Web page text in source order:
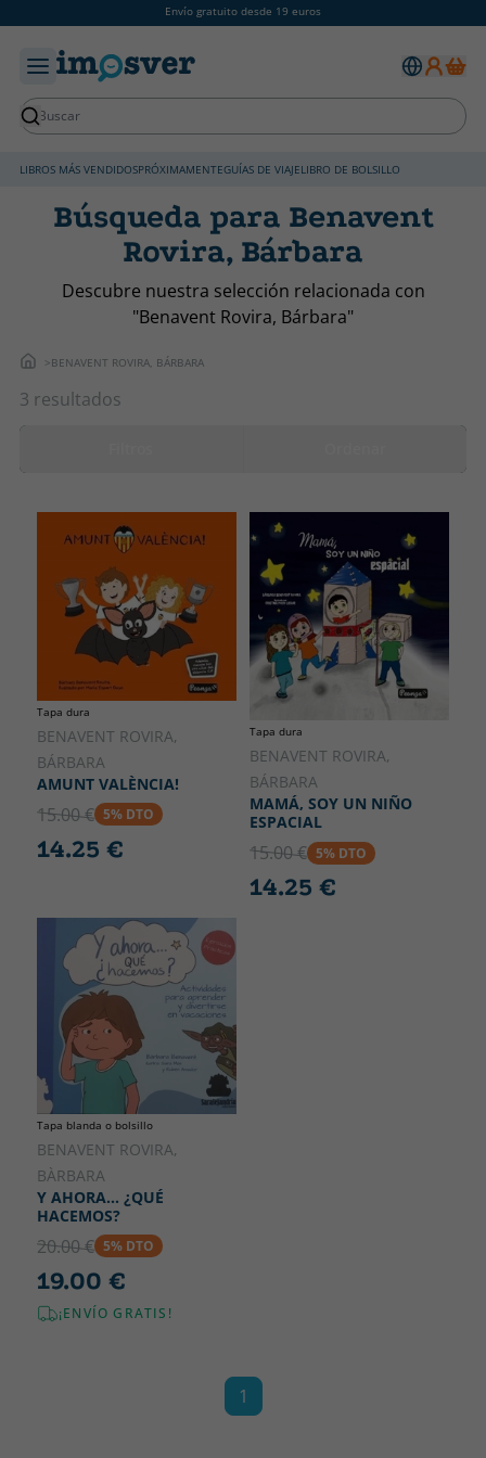
Envío gratuito desde 19 euros
LIBROS MÁS VENDIDOSPRÓXIMAMENTEGUÍAS DE VIAJELIBRO DE BOLSILLO
Búsqueda para Benavent
Rovira, Bárbara
Descubre nuestra selección relacionada con
"Benavent Rovira, Bárbara"
BENAVENT ROVIRA, BÁRBARA
3 resultados
Tapa dura
BENAVENT ROVIRA,
BÁRBARA
AMUNT VALÈNCIA!
15.00 € 5% DTO
14.25 €
Tapa dura
BENAVENT ROVIRA,
BÁRBARA
MAMÁ, SOY UN NIÑO
ESPACIAL
15.00 € 5% DTO
14.25 €
Tapa blanda o bolsillo
BENAVENT ROVIRA,
BÀRBARA
Y AHORA... ¿QUÉ
HACEMOS?
20.00 € 5% DTO
19.00 €
¡ENVÍO GRATIS!
1